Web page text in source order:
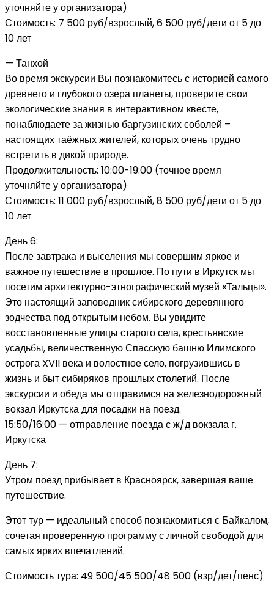
уточняйте у организатора)
Стоимость: 7 500 руб/взрослый, 6 500 руб/дети от 5 до
10 лет
— Танхой
Во время экскурсии Вы познакомитесь с историей самого
древнего и глубокого озера планеты, проверите свои
экологические знания в интерактивном квесте,
понаблюдаете за жизнью баргузинских соболей –
настоящих таёжных жителей, которых очень трудно
встретить в дикой природе.
Продолжительность: 10:00-19:00 (точное время
уточняйте у организатора)
Стоимость: 11 000 руб/взрослый, 8 500 руб/дети от 5 до
10 лет
День 6:
После завтрака и выселения мы совершим яркое и
важное путешествие в прошлое. По пути в Иркутск мы
посетим архитектурно-этнографический музей «Тальцы».
Это настоящий заповедник сибирского деревянного
зодчества под открытым небом. Вы увидите
восстановленные улицы старого села, крестьянские
усадьбы, величественную Спасскую башню Илимского
острога XVII века и волостное село, погрузившись в
жизнь и быт сибиряков прошлых столетий. После
экскурсии и обеда мы отправимся на железнодорожный
вокзал Иркутска для посадки на поезд.
15:50/16:00 — отправление поезда с ж/д вокзала г.
Иркутска
День 7:
Утром поезд прибывает в Красноярск, завершая ваше
путешествие.
Этот тур — идеальный способ познакомиться с Байкалом,
сочетая проверенную программу с личной свободой для
самых ярких впечатлений.
Стоимость тура: 49 500/45 500/48 500 (взр/дет/пенс)